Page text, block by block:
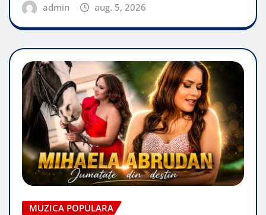
admin aug. 5, 2026
MUZICA POPULARA